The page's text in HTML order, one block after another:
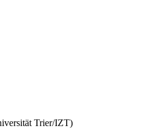
Trier/IZT)